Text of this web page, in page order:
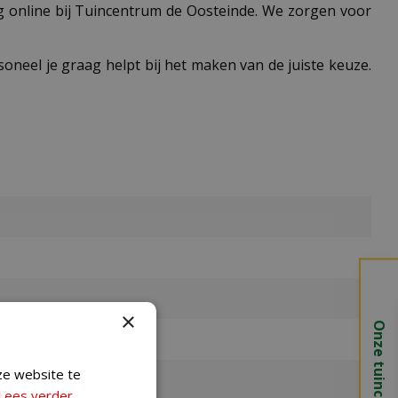
bij Tuincentrum de Oosteinde. We zorgen voor
je graag helpt bij het maken van de juiste keuze.
×
website te